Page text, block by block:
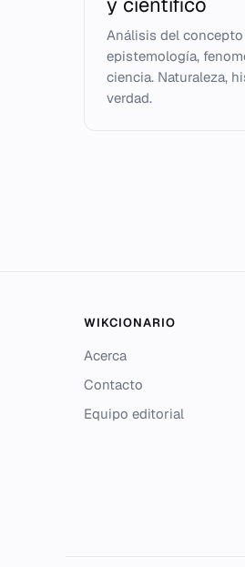
Análisis del
epistemología,
ciencia. Naturaleza,
verdad.
WIKCIONARIO
Acerca
Contacto
Equipo editorial